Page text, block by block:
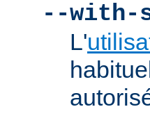
--with-
L'